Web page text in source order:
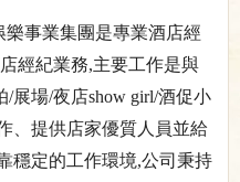
樂事業集團是專業酒店經
經紀業務,主要工作是與
展場/夜店show girl/酒促小
、提供店家優質人員並給
穩定的工作環境,公司秉持